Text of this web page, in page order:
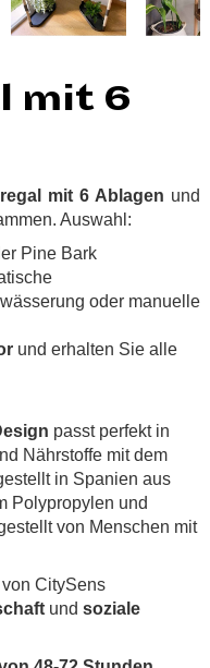
mit 6
mit 6 Ablagen und
Auswahl:
Pine Bark
oder manuelle
und erhalten Sie alle
passt perfekt in
Nährstoffe mit dem
in Spanien aus
Polypropylen und
von Menschen mit
CitySens
und soziale